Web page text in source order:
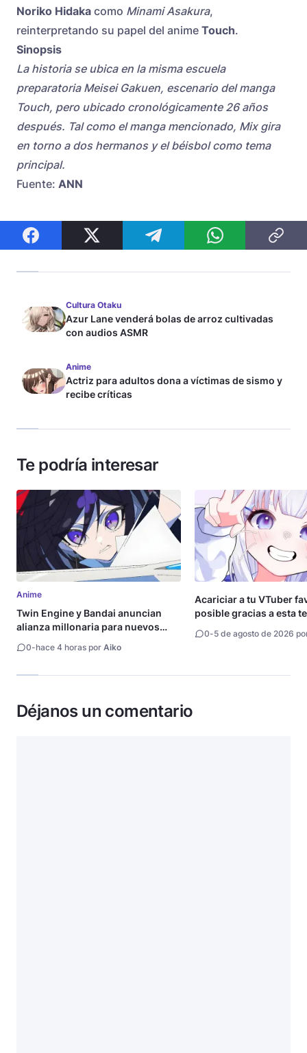
Noriko Hidaka como Minami Asakura,
reinterpretando su papel del anime Touch.
Sinopsis
La historia se ubica en la misma escuela
preparatoria Meisei Gakuen, escenario del manga
Touch, pero ubicado cronológicamente 26 años
después. Tal como el manga mencionado, Mix gira
en torno a dos hermanos y el béisbol como tema
principal.
Fuente: ANN
Cultura Otaku
Azur Lane venderá bolas de arroz cultivadas
con audios ASMR
Anime
Actriz para adultos dona a víctimas de sismo y
recibe críticas
Te podría interesar
Anime
Twin Engine y Bandai anuncian
alianza millonaria para nuevos
0-hace 4 horas por Aiko
Acariciar a tu VTuber
posible gracias a esta
0-5 de agosto de 2026
Déjanos un comentario